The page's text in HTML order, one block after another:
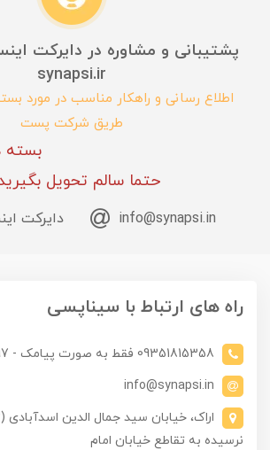
پشتیبانی و مشاوره در دایرکت
synapsi.ir
اطلاع رسانی و راهکار مناسب در مورد
طریق شرکت پست
بسته
حتما سالم تحویل
info@synapsi.in دایرکت
راه های ارتباط با سیناپسی
09351815358 فقط به صورت پیامک - 08632241297
info@synapsi.in
نرسیده به تقاطع خیابان امام